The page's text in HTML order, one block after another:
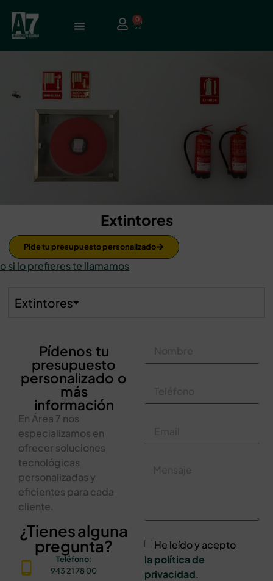
0
Extintores
Pide tu presupuesto personalizado
o si lo prefieres te llamamos
Extintores
Pídenos tu
presupuesto
personalizado o
más
información
En Área 7 nos
especializamos en
ofrecer soluciones
tecnológicas
personalizadas y
eficientes para cada
cliente.
¿Tienes alguna
pregunta?
Teléfono:
943 21 78 00
He leído y acepto
la política de
privacidad.